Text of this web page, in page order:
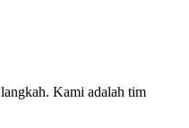
Kami adalah tim